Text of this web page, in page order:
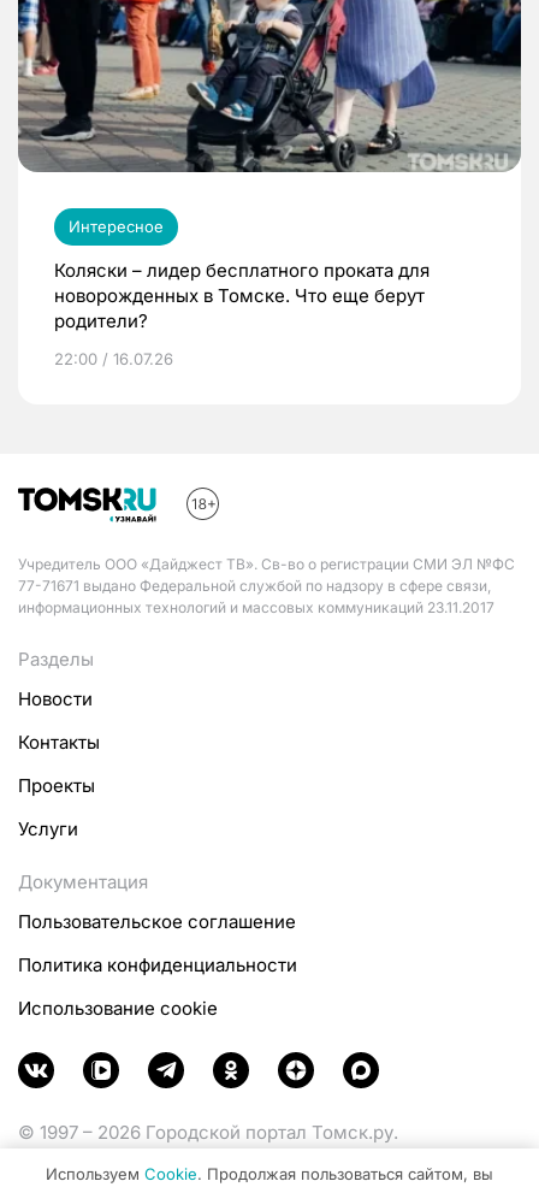
Интересное
Коляски – лидер бесплатного проката для
новорожденных в Томске. Что еще берут
родители?
22:00 / 16.07.26
Учредитель ООО «Дайджест ТВ». Св-во о регистрации СМИ ЭЛ №ФС
77-71671 выдано Федеральной службой по надзору в сфере связи,
информационных технологий и массовых коммуникаций 23.11.2017
Разделы
Новости
Контакты
Проекты
Услуги
Документация
Пользовательское соглашение
Политика конфиденциальности
Использование cookie
© 1997 – 2026 Городской портал Томск.ру.
Используем Cookie. Продолжая пользоваться сайтом, вы